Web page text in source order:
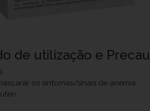
de utilização e
os sintomas/sinais de anemia